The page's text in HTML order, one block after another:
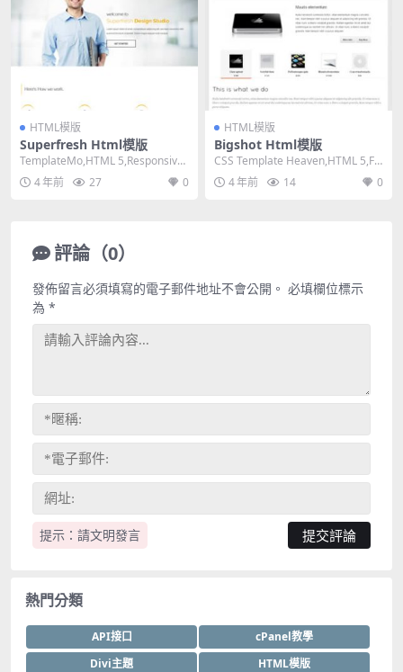
HTML模版
Superfresh Html模版
TemplateMo,HTML 5,Responsive,
Mixed Colu...
4 年前 27 0
HTML模版
Bigshot Html模版
CSS Template Heaven,HTML 5,Fix
ed Width, ...
4 年前 14 0
評論（0）
提示：請文明發言
發佈留言必須填寫的電子郵件地址不會公開。 必填欄位標示
為 *
熱門分類
API接口
cPanel教學
Divi主題
HTML模版